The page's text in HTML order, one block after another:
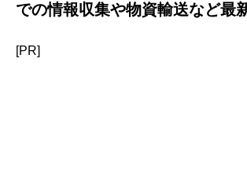
での情報収集や物資輸送など最
[PR]